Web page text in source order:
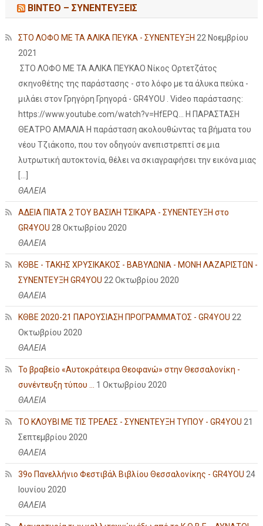
ΒΙΝΤΕΟ – ΣΥΝΕΝΤΕΥΞΕΙΣ
ΣΤΟ ΛΟΦΟ ΜΕ ΤΑ ΑΛΙΚΑ ΠΕΥΚΑ - ΣΥΝΕΝΤΕΥΞΗ 22 Νοεμβρίου
2021
ΣΤΟ ΛΟΦΟ ΜΕ ΤΑ ΑΛΙΚΑ ΠΕΥΚΑΟ Νίκος Ορτετζάτος
σκηνοθέτης της παράστασης - στο λόφο με τα άλυκα πεύκα -
μιλάει στον Γρηγόρη Γρηγορά - GR4YOU . Video παράστασης:
https://www.youtube.com/watch?v=HfEPQ... Η ΠΑΡΑΣΤΑΣΗ
ΘΕΑΤΡΟ ΑΜΑΛΙΑ Η παράσταση ακολουθώντας τα βήματα του
νέου Τζιάκοπο, που τον οδηγούν ανεπιστρεπτί σε μια
λυτρωτική αυτοκτονία, θέλει να σκιαγραφήσει την εικόνα μιας
ΘΑΛΕΙΑ
ΑΔΕΙΑ ΠΙΑΤΑ 2 ΤΟΥ ΒΑΣΙΛΗ ΤΣΙΚΑΡΑ - ΣΥΝΕΝΤΕΥΞΗ στο
GR4YOU 28 Οκτωβρίου 2020
ΘΑΛΕΙΑ
ΚΘΒΕ - ΤΑΚΗΣ ΧΡΥΣΙΚΑΚΟΣ - ΒΑΒΥΛΩΝΙΑ - ΜΟΝΗ ΛΑΖΑΡΙΣΤΩΝ -
ΣΥΝΕΝΤΕΥΞΗ GR4YOU 22 Οκτωβρίου 2020
ΘΑΛΕΙΑ
ΚΘΒΕ 2020-21 ΠΑΡΟΥΣΙΑΣΗ ΠΡΟΓΡΑΜΜΑΤΟΣ - GR4YOU 22
Οκτωβρίου 2020
ΘΑΛΕΙΑ
Το βραβείο «Αυτοκράτειρα Θεοφανώ» στην Θεσσαλονίκη -
συνέντευξη τύπου ...
1 Οκτωβρίου 2020
ΘΑΛΕΙΑ
ΤΟ ΚΛΟΥΒΙ ΜΕ ΤΙΣ ΤΡΕΛΕΣ - ΣΥΝΕΝΤΕΥΞΗ ΤΥΠΟΥ - GR4YOU 21
Σεπτεμβρίου 2020
ΘΑΛΕΙΑ
39ο Πανελλήνιο Φεστιβάλ Βιβλίου Θεσσαλονίκης - GR4YOU 24
Ιουνίου 2020
ΘΑΛΕΙΑ